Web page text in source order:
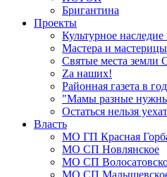
Бригантина
Проекты
Культурное
Мастера и
Святые места земли
Zа наших!
Районная газета в
"Мамы разные
Остаться нельзя
Власть
МО ГП Красная
МО СП Новлянское
МО СП
МО СП